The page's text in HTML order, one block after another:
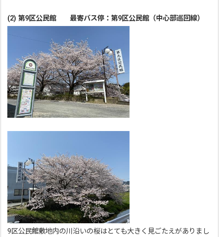
(2) 第9区公民館 最寄バス停：第9区公民館（中心部巡回線）
9区公民館敷地内の川沿いの桜はとても大きく見ごたえがありまし